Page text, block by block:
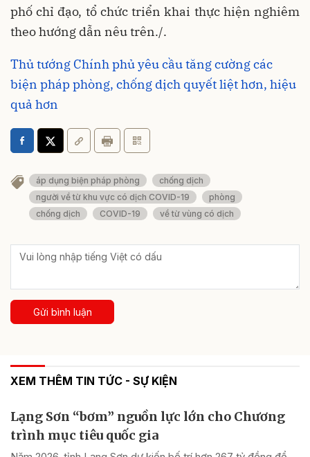
phố chỉ đạo, tổ chức triển khai thực hiện nghiêm
theo hướng dẫn nêu trên./.
Thủ tướng Chính phủ yêu cầu tăng cường các
biện pháp phòng, chống dịch quyết liệt hơn, hiệu
quả hơn
áp dụng biện pháp phòng
chống dịch
người về từ khu vực có dịch COVID-19
phòng
chống dịch
COVID-19 về từ vùng có dịch
Gửi bình luận
XEM THÊM TIN TỨC - SỰ KIỆN
Lạng Sơn “bơm” nguồn lực lớn cho Chương
trình mục tiêu quốc gia